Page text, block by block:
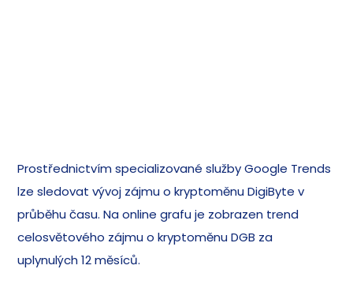
Prostřednictvím specializované služby Google Trends
lze sledovat vývoj zájmu o kryptoměnu DigiByte v
průběhu času. Na online grafu je zobrazen trend
celosvětového zájmu o kryptoměnu DGB za
uplynulých 12 měsíců.